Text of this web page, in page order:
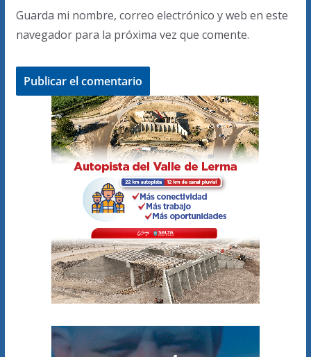
Guarda mi nombre, correo electrónico y web en este
navegador para la próxima vez que comente.